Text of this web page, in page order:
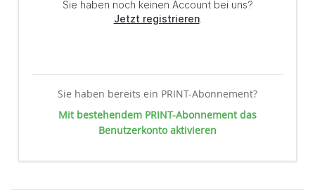
Sie haben bereits ein PRINT-Abonnement?
Mit bestehendem PRINT-Abonnement das
Benutzerkonto aktivieren